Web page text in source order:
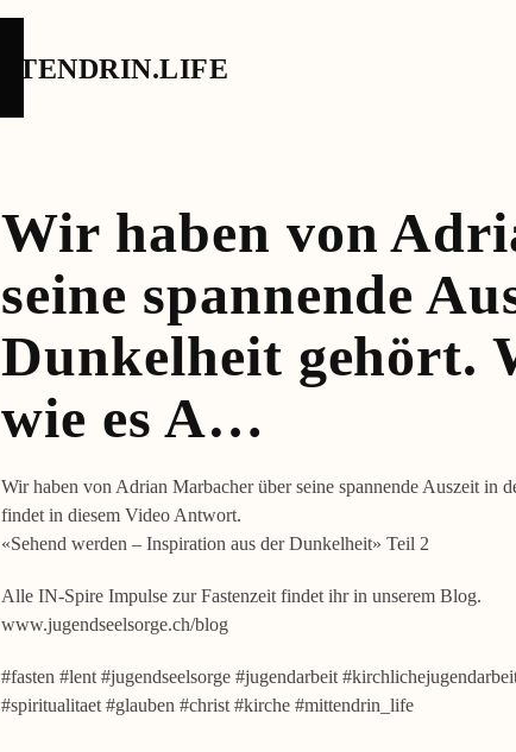
Wir haben von
seine spannende
Dunkelheit gehört.
wie es A…
Wir haben von Adrian Marbacher über seine spannende Auszeit
findet in diesem Video Antwort.
«Sehend werden – Inspiration aus der Dunkelheit» Teil 2
Alle IN-Spire Impulse zur Fastenzeit findet ihr in unserem Blog.
www.jugendseelsorge.ch/blog
#fasten #lent #jugendseelsorge #jugendarbeit
#spiritualitaet #glauben #christ #kirche #mittendrin_life